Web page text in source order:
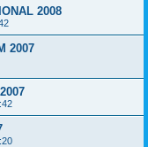
2008
2007